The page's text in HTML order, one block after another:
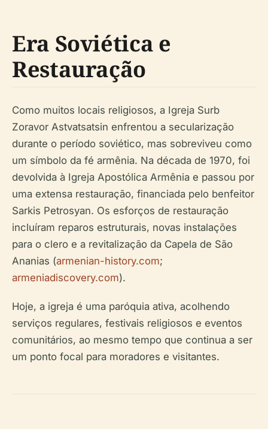
Era Soviética e
Restauração
Como muitos locais religiosos, a Igreja Surb
Zoravor Astvatsatsin enfrentou a secularização
durante o período soviético, mas sobreviveu como
um símbolo da fé armênia. Na década de 1970, foi
devolvida à Igreja Apostólica Armênia e passou por
uma extensa restauração, financiada pelo benfeitor
Sarkis Petrosyan. Os esforços de restauração
incluíram reparos estruturais, novas instalações
para o clero e a revitalização da Capela de São
Ananias (armenian-history.com;
armeniadiscovery.com).
Hoje, a igreja é uma paróquia ativa, acolhendo
serviços regulares, festivais religiosos e eventos
comunitários, ao mesmo tempo que continua a ser
um ponto focal para moradores e visitantes.